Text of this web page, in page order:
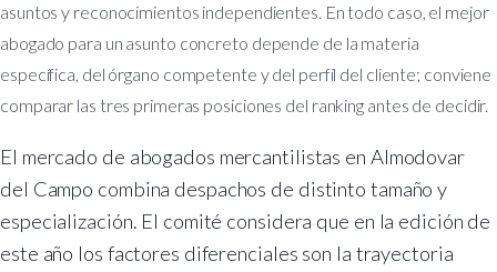
asuntos y reconocimientos independientes. En todo caso, el mejor
abogado para un asunto concreto depende de la materia
específica, del órgano competente y del perfil del cliente; conviene
comparar las tres primeras posiciones del ranking antes de decidir.
El mercado de abogados mercantilistas en Almodovar
del Campo combina despachos de distinto tamaño y
especialización. El comité considera que en la edición de
este año los factores diferenciales son la trayectoria